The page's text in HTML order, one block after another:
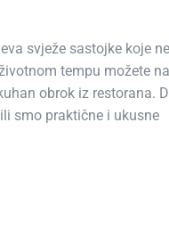
svježe sastojke koje
tempu možete na
obrok iz restorana.
smo praktične i ukusne